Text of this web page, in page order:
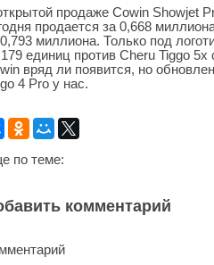
продаже Cowin Showjet
продается за 0,668
миллиона. Только под
единиц против Cheru Tiggo
вряд ли появится, но
4 Pro у нас.
по теме:
комментарий